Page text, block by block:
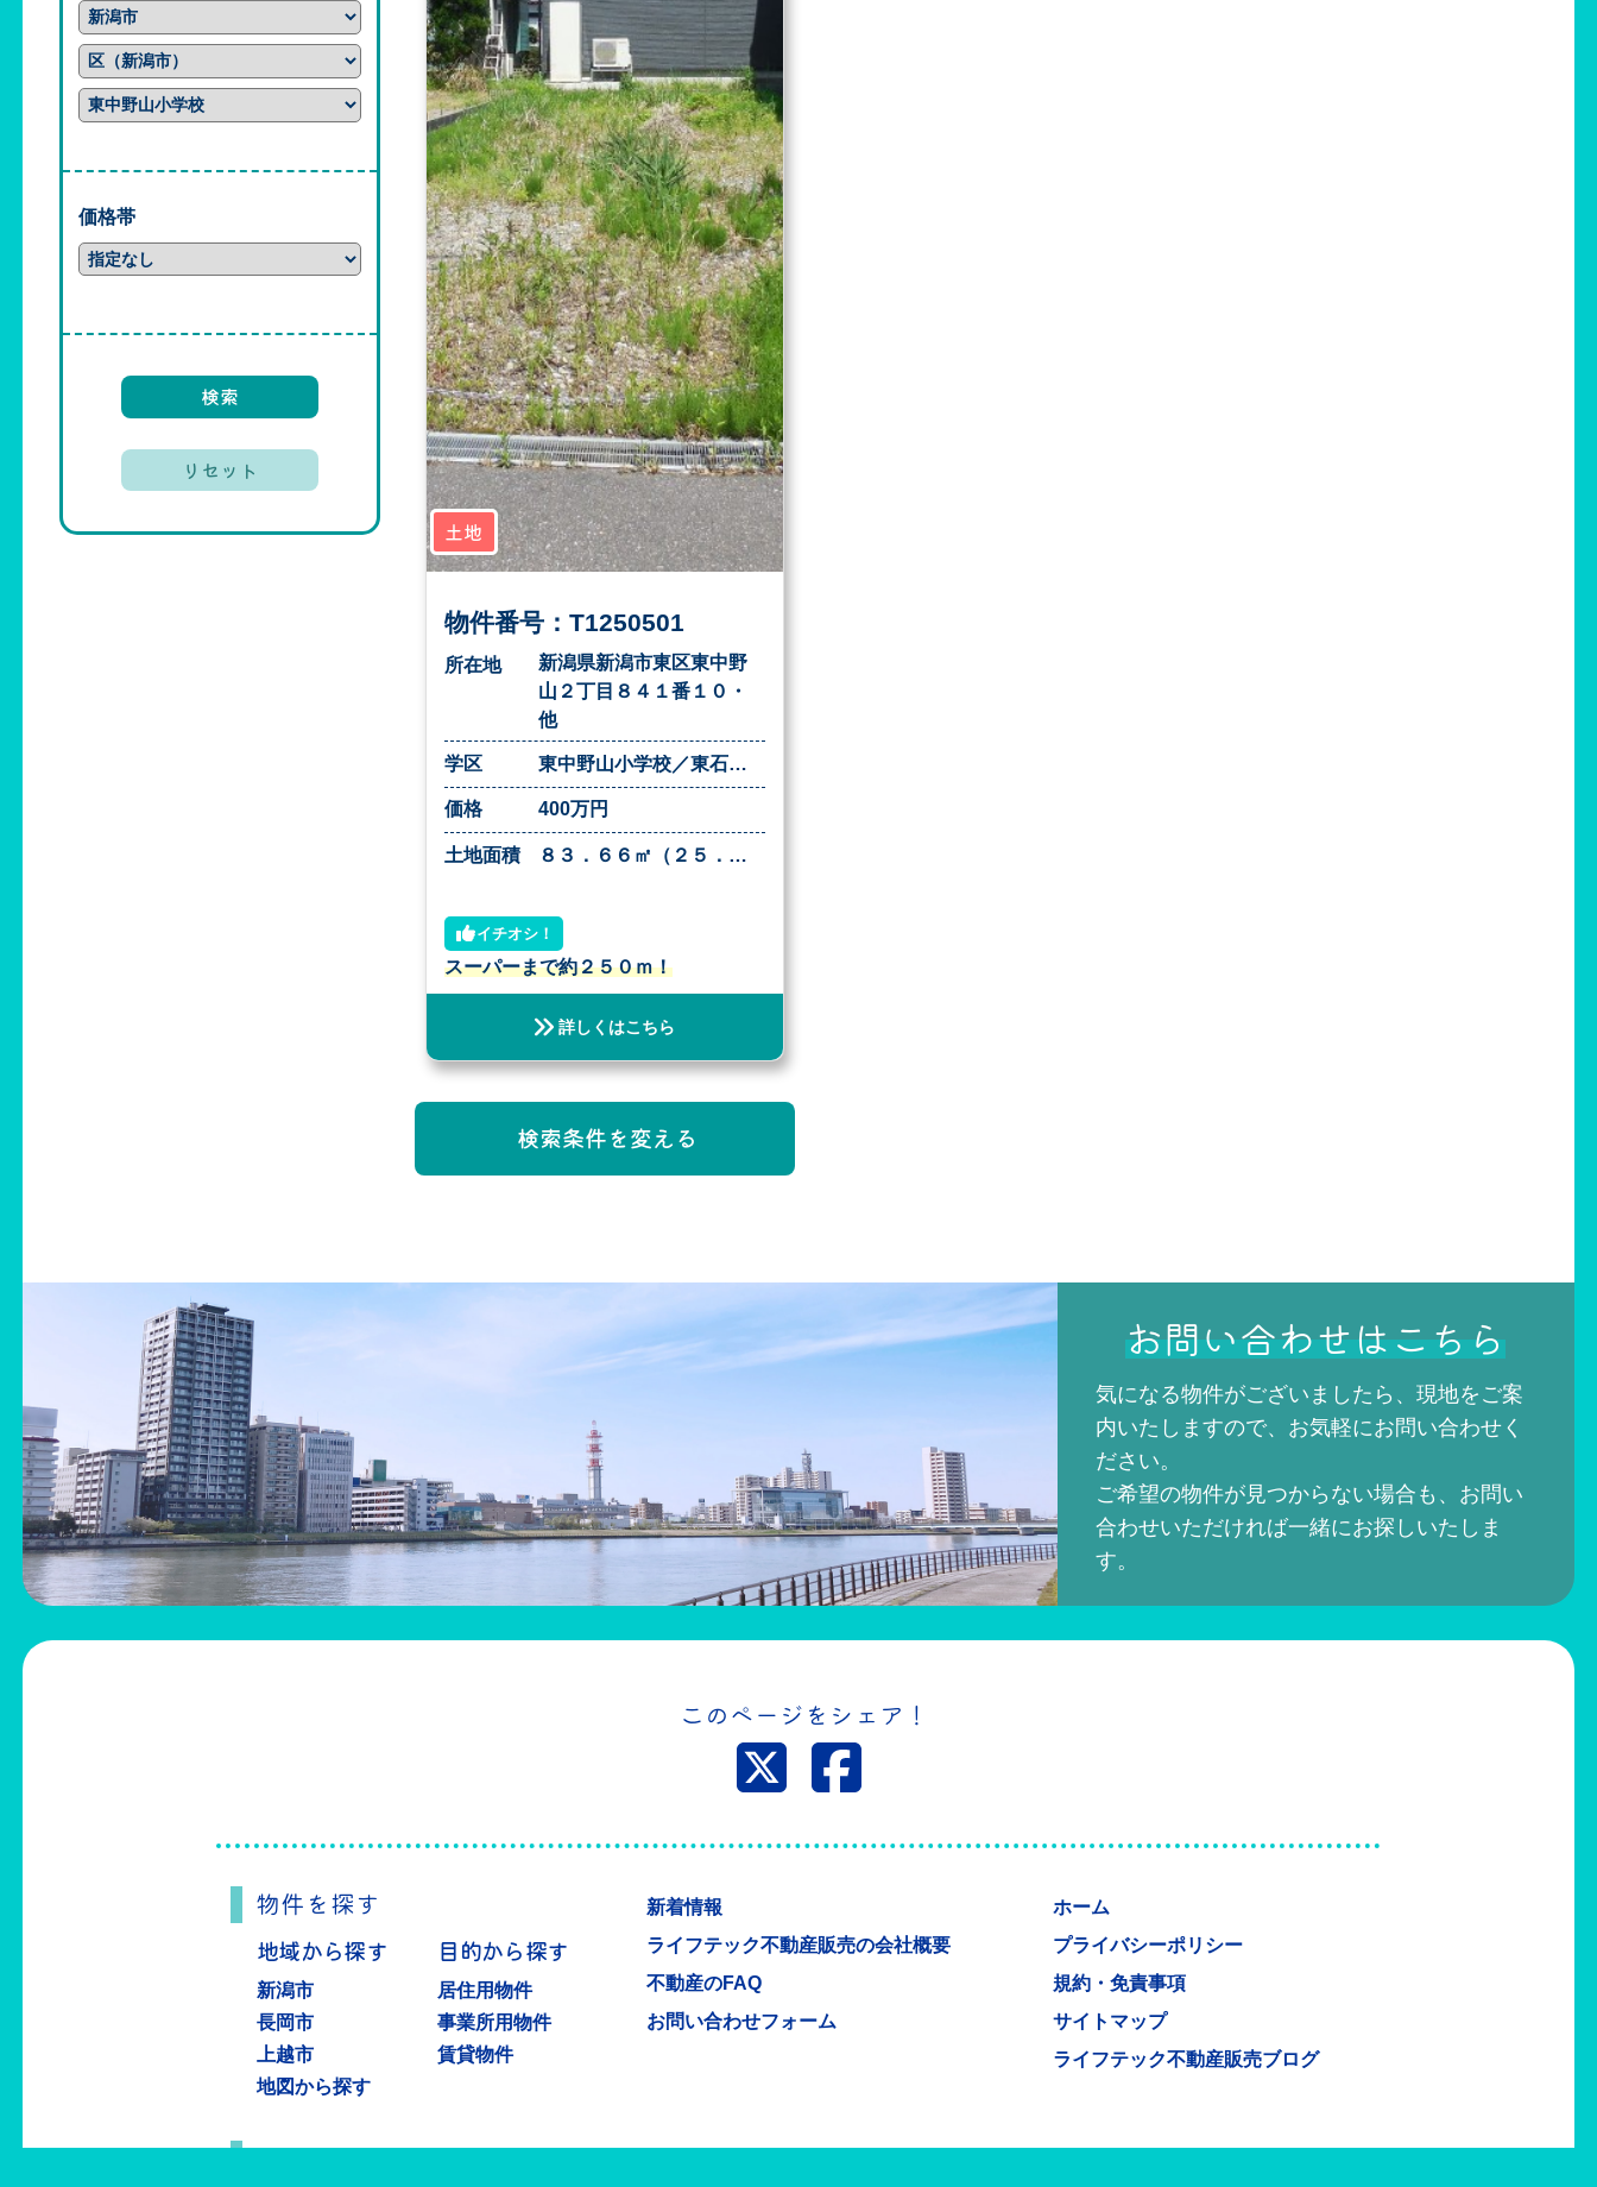
価格帯
土地
物件番号：T1250501
所在地
新潟県新潟市東区東中野
山２丁目８４１番１０・
他
学区 東中野山小学校／東石山中学校
価格 400万円
土地面積 ８３．６６㎡（２５．３０坪）
イチオシ！
スーパーまで約２５０ｍ！
詳しくはこちら
検索条件を変える
お問い合わせはこちら
気になる物件がございましたら、現地をご案
内いたしますので、お気軽にお問い合わせく
ださい。
ご希望の物件が見つからない場合も、お問い
合わせいただければ一緒にお探しいたしま
す。
このページをシェア！
物件を探す
地域から探す
新潟市
長岡市
上越市
地図から探す
目的から探す
居住用物件
事業所用物件
賃貸物件
新着情報
ライフテック不動産販売の会社概要
不動産のFAQ
お問い合わせフォーム
ホーム
プライバシーポリシー
規約・免責事項
サイトマップ
ライフテック不動産販売ブログ